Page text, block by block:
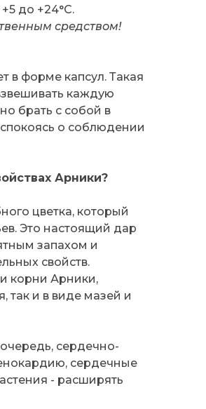
до +24°C.
средством!
в форме капсул. Такая
каждую
брать с собой в
о соблюдении
Арники?
цветка, который
Это настоящий дар
запахом и
свойств.
корни Арники,
так и в виде мазей и
сердечно-
сердечные
- расширять